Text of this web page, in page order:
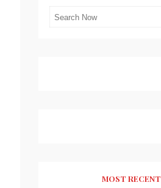
MOST RECENT